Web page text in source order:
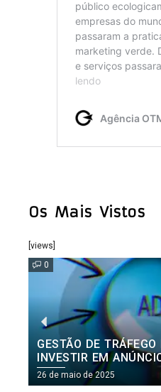
Os Mais Vistos
[views]
0
GESTÃO DE
INVESTIR EM
26 de maio de 2025